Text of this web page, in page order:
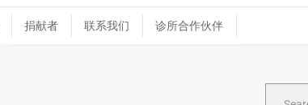
捐献者 联系我们 诊所合作伙伴